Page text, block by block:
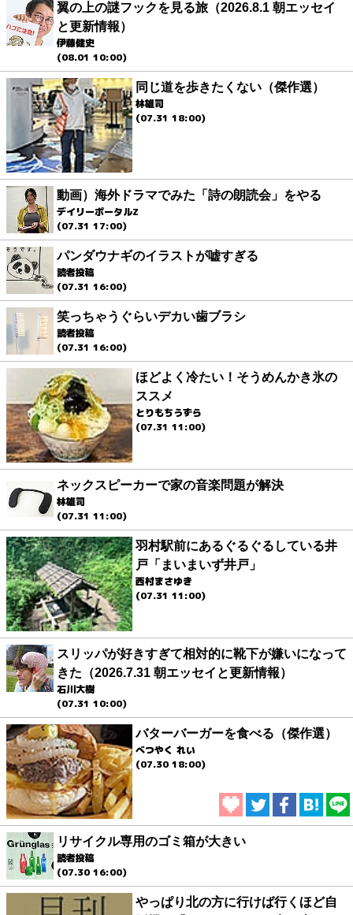
翼の上の謎フックを見る旅（2026.8.1 朝エッセイ
と更新情報）
伊藤健史
(08.01 10:00)
同じ道を歩きたくない（傑作選）
林雄司
(07.31 18:00)
動画）海外ドラマでみた「詩の朗読会」をやる
デイリーポータルZ
(07.31 17:00)
パンダウナギのイラストが嘘すぎる
読者投稿
(07.31 16:00)
笑っちゃうぐらいデカい歯ブラシ
読者投稿
(07.31 16:00)
ほどよく冷たい！そうめんかき氷の
ススメ
とりもちうずら
(07.31 11:00)
ネックスピーカーで家の音楽問題が解決
林雄司
(07.31 11:00)
羽村駅前にあるぐるぐるしている井
戸「まいまいず井戸」
西村まさゆき
(07.31 11:00)
スリッパが好きすぎて相対的に靴下が嫌いになって
きた（2026.7.31 朝エッセイと更新情報）
石川大樹
(07.31 10:00)
バターバーガーを食べる（傑作選）
べつやく れい
(07.30 18:00)
リサイクル専用のゴミ箱が大きい
読者投稿
(07.30 16:00)
やっぱり北の方に行けば行くほど自